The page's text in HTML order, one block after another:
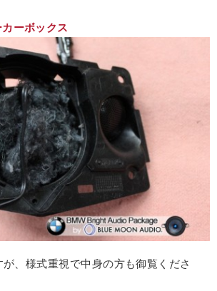
ーボックス
、様式重視で中身の方も御覧くださ